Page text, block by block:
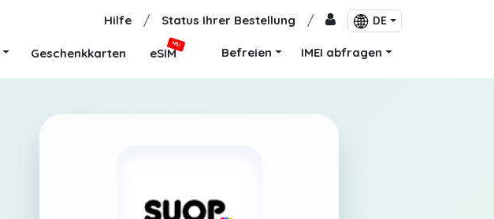
Hilfe / Status Ihrer Bestellung / DE
Geschenkkarten eSIM
NEU
Befreien IMEI abfragen